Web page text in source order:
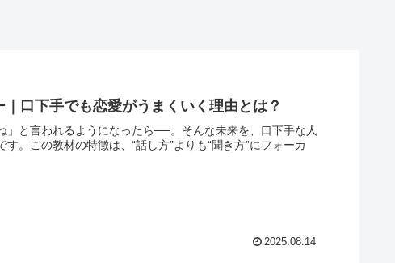
口下手でも恋愛がうまくいく理由とは？
と言われるようになったら──。そんな未来を、口下手な人
。この教材の特徴は、“話し方”よりも“聞き方”にフォーカ
2025.08.14